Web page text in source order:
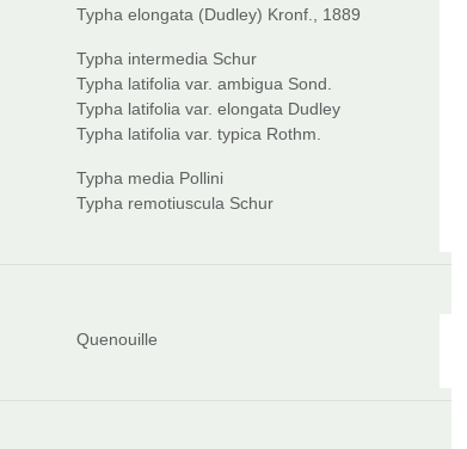
Typha elongata (Dudley) Kronf., 1889
Typha intermedia Schur
Typha latifolia var. ambigua Sond.
Typha latifolia var. elongata Dudley
Typha latifolia var. typica Rothm.
Typha media Pollini
Typha remotiuscula Schur
Quenouille